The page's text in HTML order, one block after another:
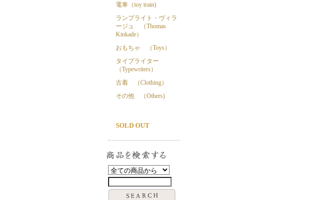
電車（toy train)
ランプライト・ヴィラ
ージュ （Thomas
Kinkade）
おもちゃ （Toys）
タイプライター
（Typewriters）
古着 （Clothing）
その他 （Others)
SOLD OUT